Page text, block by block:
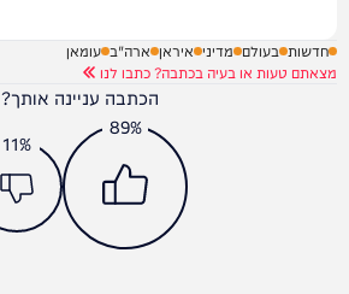
חדשות בעולם מדיני איראן ארה"ב עומאן
מצאתם טעות או בעיה בכתבה? כתבו לנו
הכתבה עניינה אותך?
89%
11%